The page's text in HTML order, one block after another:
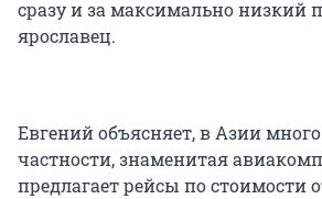
сразу и за максимально низкий
ярославец.
Евгений объясняет, в Азии много
частности, знаменитая
предлагает рейсы по стоимости